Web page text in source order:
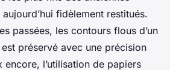
fidèlement restitués.
passées, les contours flous d’un
préservé avec une précision
encore, l’utilisation de papiers